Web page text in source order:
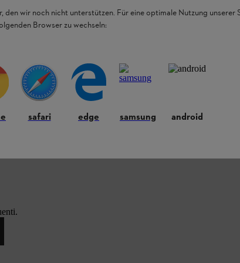
den wir noch nicht unterstützen. Für eine optimale Nutzung unserer
Browser zu wechseln:
safari edge samsung android